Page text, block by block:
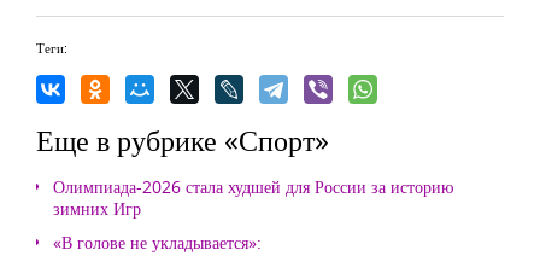
Теги:
Еще в рубрике «Спорт»
Олимпиада-2026 стала худшей для России за историю
зимних Игр
«В голове не укладывается»: